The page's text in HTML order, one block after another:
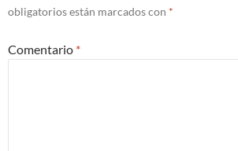
obligatorios están marcados con *
Comentario *